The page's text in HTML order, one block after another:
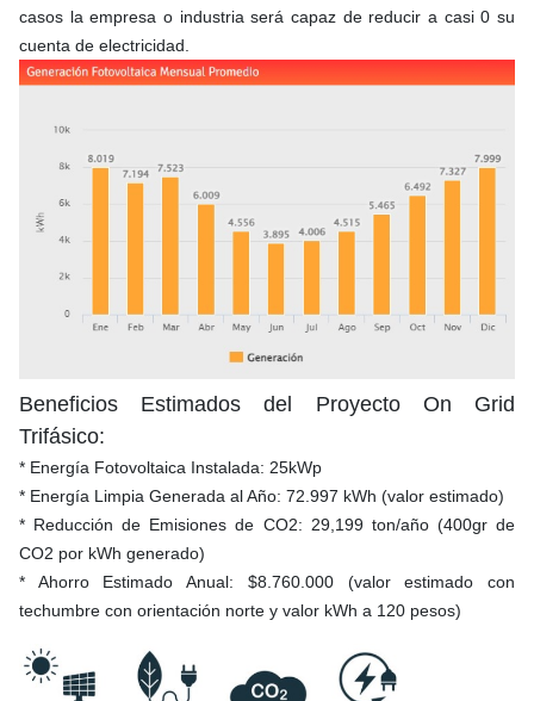
casos la empresa o industria será capaz de reducir a casi 0 su
cuenta de electricidad.
Beneficios Estimados del Proyecto On Grid
Trifásico:
* Energía Fotovoltaica Instalada: 25kWp
* Energía Limpia Generada al Año: 72.997 kWh (valor estimado)
* Reducción de Emisiones de CO2: 29,199 ton/año (400gr de
CO2 por kWh generado)
* Ahorro Estimado Anual: $8.760.000 (valor estimado con
techumbre con orientación norte y valor kWh a 120 pesos)